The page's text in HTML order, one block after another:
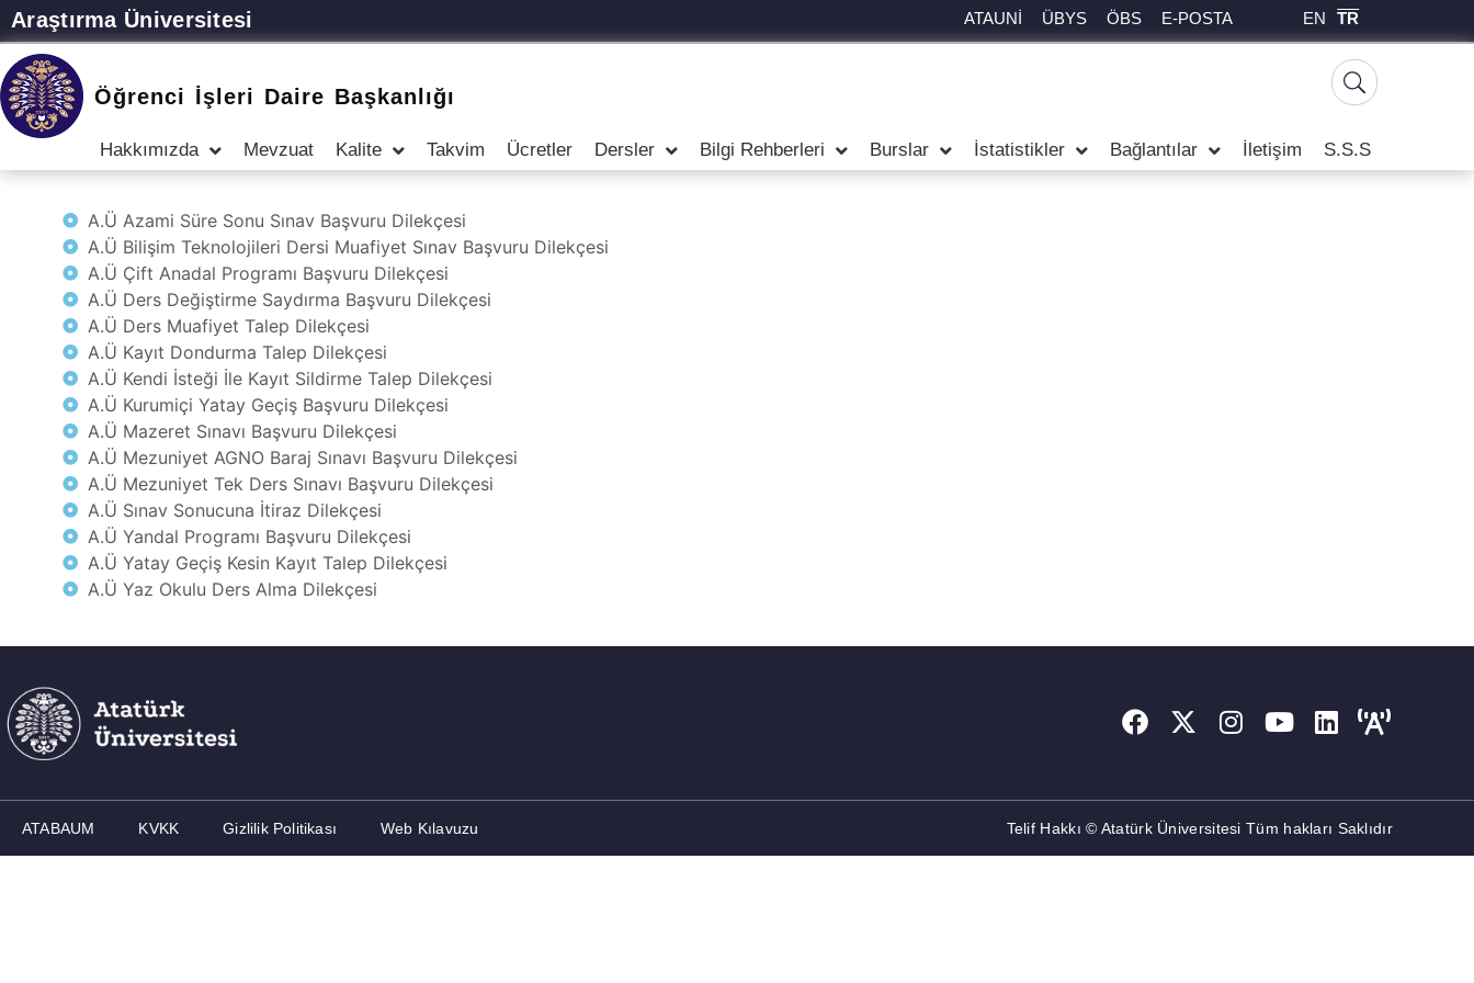
Araştırma Üniversitesi ATAUNİ ÜBYS ÖBS E-POSTA EN TR
Öğrenci İşleri Daire Başkanlığı
Hakkımızda Mevzuat Kalite Takvim Ücretler Dersler Bilgi Rehberleri Burslar İstatistikler Bağlantılar İletişim S.S.S
A.Ü Azami Süre Sonu Sınav Başvuru Dilekçesi
A.Ü Bilişim Teknolojileri Dersi Muafiyet Sınav Başvuru Dilekçesi
A.Ü Çift Anadal Programı Başvuru Dilekçesi
A.Ü Ders Değiştirme Saydırma Başvuru Dilekçesi
A.Ü Ders Muafiyet Talep Dilekçesi
A.Ü Kayıt Dondurma Talep Dilekçesi
A.Ü Kendi İsteği İle Kayıt Sildirme Talep Dilekçesi
A.Ü Kurumiçi Yatay Geçiş Başvuru Dilekçesi
A.Ü Mazeret Sınavı Başvuru Dilekçesi
A.Ü Mezuniyet AGNO Baraj Sınavı Başvuru Dilekçesi
A.Ü Mezuniyet Tek Ders Sınavı Başvuru Dilekçesi
A.Ü Sınav Sonucuna İtiraz Dilekçesi
A.Ü Yandal Programı Başvuru Dilekçesi
A.Ü Yatay Geçiş Kesin Kayıt Talep Dilekçesi
A.Ü Yaz Okulu Ders Alma Dilekçesi
ATABAUM KVKK Gizlilik Politikası Web Kılavuzu Telif Hakkı © Atatürk Üniversitesi Tüm hakları Saklıdır